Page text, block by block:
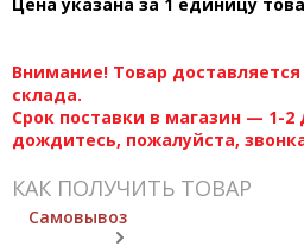
Внимание! Товар доставляется
склада.
Срок поставки в магазин — 1-2
дождитесь, пожалуйста,
КАК ПОЛУЧИТЬ ТОВАР
Самовывоз